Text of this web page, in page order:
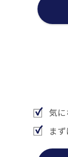
気
ま